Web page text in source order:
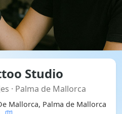
Studio
· Palma de Mallorca
Mallorca, Palma de Mallorca